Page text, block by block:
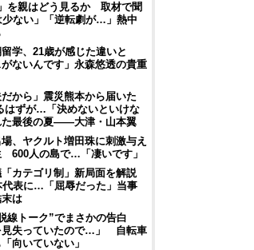
を親はどう見るか 取材で聞
少ない」「逆転劇が…」熱中
学、21歳が感じた違いと
ないんです」永森悠透の貴重
だから」震災熊本から届いた
ずが…「決めないといけな
た最後の夏――大津・山本翼
、ヤクルト増田珠に刺激与え
600人の島で…「凄いです」
カテゴリ制」新局面を解説
表に…「屈辱だった」当事
は
線トーク”でまさかの告白
見失っていたので…」 自転車
向いていない」